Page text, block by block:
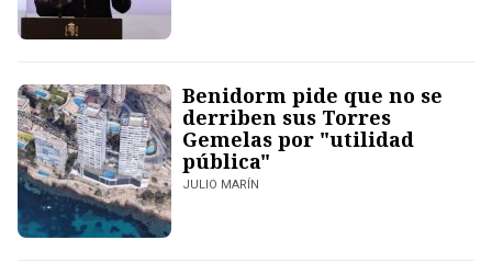
Benidorm pide que no se
derriben sus Torres
Gemelas por "utilidad
pública"
JULIO MARÍN